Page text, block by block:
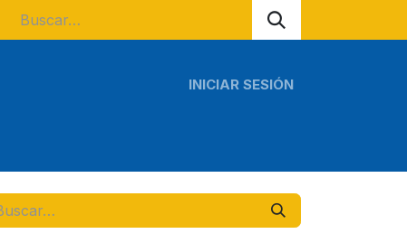
INICIAR SESIÓN